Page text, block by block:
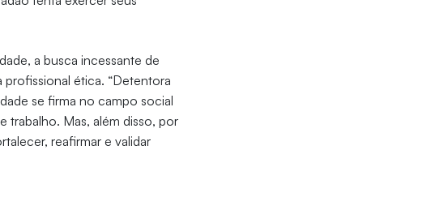
a busca incessante de
ética. “Detentora
se firma no campo social
Mas, além disso, por
reafirmar e validar